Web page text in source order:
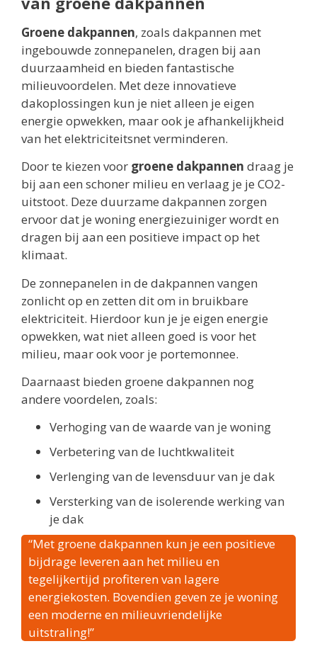
Groene dakpannen, zoals dakpannen met
ingebouwde zonnepanelen, dragen bij aan
duurzaamheid en bieden fantastische
milieuvoordelen. Met deze innovatieve
dakoplossingen kun je niet alleen je eigen
energie opwekken, maar ook je afhankelijkheid
van het elektriciteitsnet verminderen.
Door te kiezen voor groene dakpannen draag je
bij aan een schoner milieu en verlaag je je CO2-
uitstoot. Deze duurzame dakpannen zorgen
ervoor dat je woning energiezuiniger wordt en
dragen bij aan een positieve impact op het
klimaat.
De zonnepanelen in de dakpannen vangen
zonlicht op en zetten dit om in bruikbare
elektriciteit. Hierdoor kun je je eigen energie
opwekken, wat niet alleen goed is voor het
milieu, maar ook voor je portemonnee.
Daarnaast bieden groene dakpannen nog
andere voordelen, zoals:
Verhoging van de waarde van je woning
Verbetering van de luchtkwaliteit
Verlenging van de levensduur van je dak
Versterking van de isolerende werking van
je dak
“Met groene dakpannen kun je een positieve
bijdrage leveren aan het milieu en
tegelijkertijd profiteren van lagere
energiekosten. Bovendien geven ze je woning
een moderne en milieuvriendelijke
uitstraling!”